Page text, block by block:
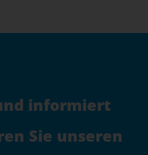
informiert
Sie unseren